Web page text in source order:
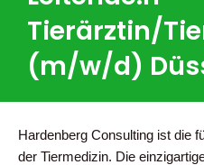
Tierärztin/
(m/w/d)
Hardenberg Consulting ist die
der Tiermedizin. Die